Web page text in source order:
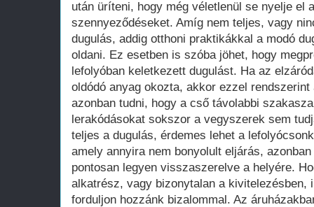
után üríteni, hogy még véletlenül se nyelje el
szennyeződéseket. Amíg nem teljes, vagy
dugulás, addig otthoni praktikákkal a modó
oldani. Ez esetben is szóba jöhet, hogy
lefolyóban keletkezett dugulást. Ha az
oldódó anyag okozta, akkor ezzel
azonban tudni, hogy a cső távolabbi
lerakódásokat sokszor a vegyszerek sem
teljes a dugulás, érdemes lehet a
amely annyira nem bonyolult eljárás,
pontosan legyen visszaszerelve a helyére.
alkatrész, vagy bizonytalan a kivitelezésben,
forduljon hozzánk bizalommal. Az